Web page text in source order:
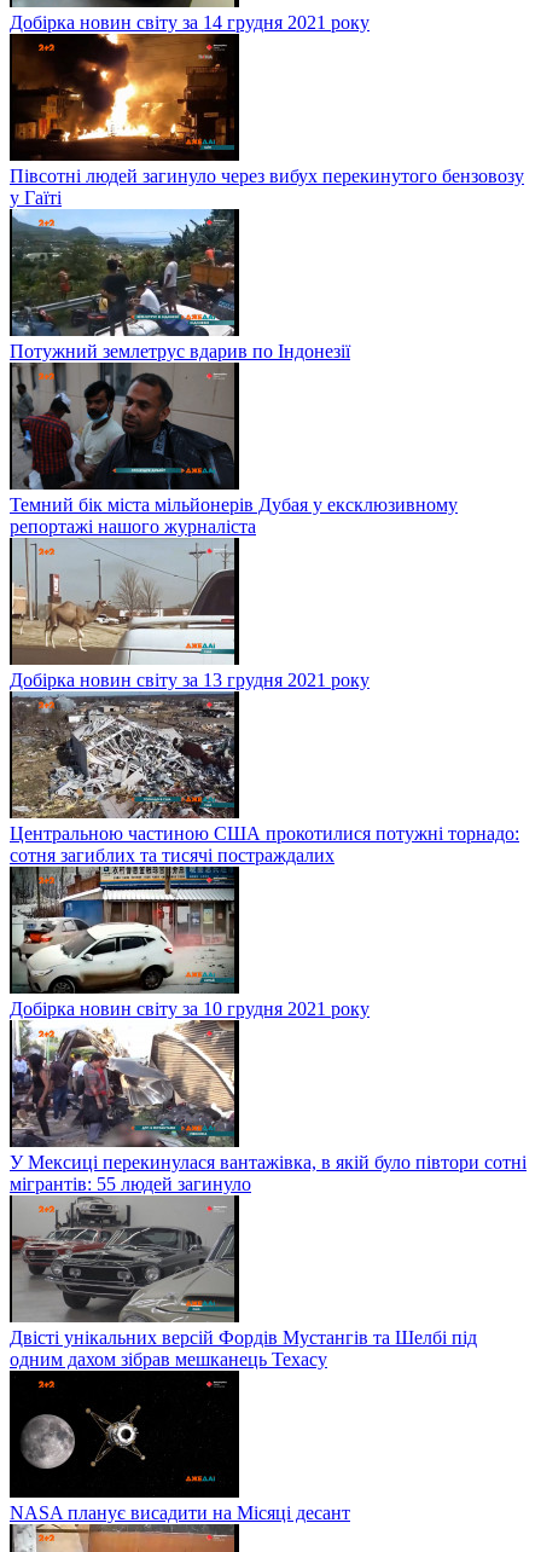
Добірка новин світу за 14 грудня 2021 року
Півсотні людей загинуло через вибух перекинутого бензовозу
у Гаїті
Потужний землетрус вдарив по Індонезії
Темний бік міста мільйонерів Дубая у ексклюзивному
репортажі нашого журналіста
Добірка новин світу за 13 грудня 2021 року
Центральною частиною США прокотилися потужні торнадо:
сотня загиблих та тисячі постраждалих
Добірка новин світу за 10 грудня 2021 року
У Мексиці перекинулася вантажівка, в якій було півтори сотні
мігрантів: 55 людей загинуло
Двісті унікальних версій Фордів Мустангів та Шелбі під
одним дахом зібрав мешканець Техасу
NASA планує висадити на Місяці десант